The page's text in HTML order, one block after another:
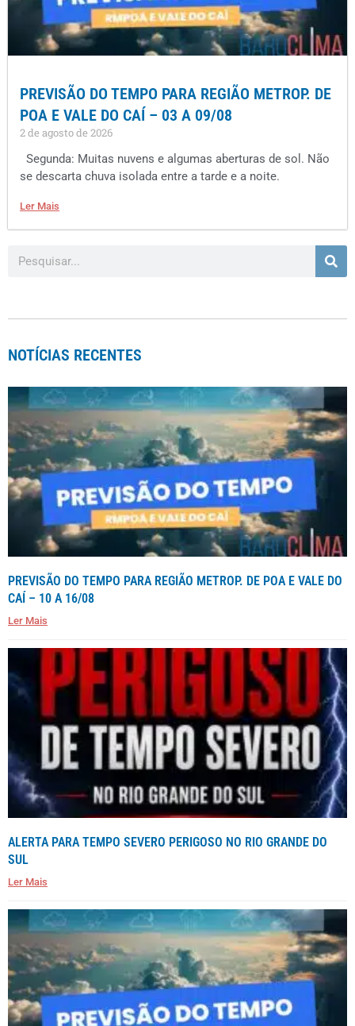
PREVISÃO DO TEMPO PARA REGIÃO METROP. DE
POA E VALE DO CAÍ – 03 A 09/08
2 de agosto de 2026
Segunda: Muitas nuvens e algumas aberturas de sol. Não
se descarta chuva isolada entre a tarde e a noite.
Ler Mais
NOTÍCIAS RECENTES
PREVISÃO DO TEMPO PARA REGIÃO METROP. DE POA E VALE DO
CAÍ – 10 A 16/08
Ler Mais
ALERTA PARA TEMPO SEVERO PERIGOSO NO RIO GRANDE DO
SUL
Ler Mais